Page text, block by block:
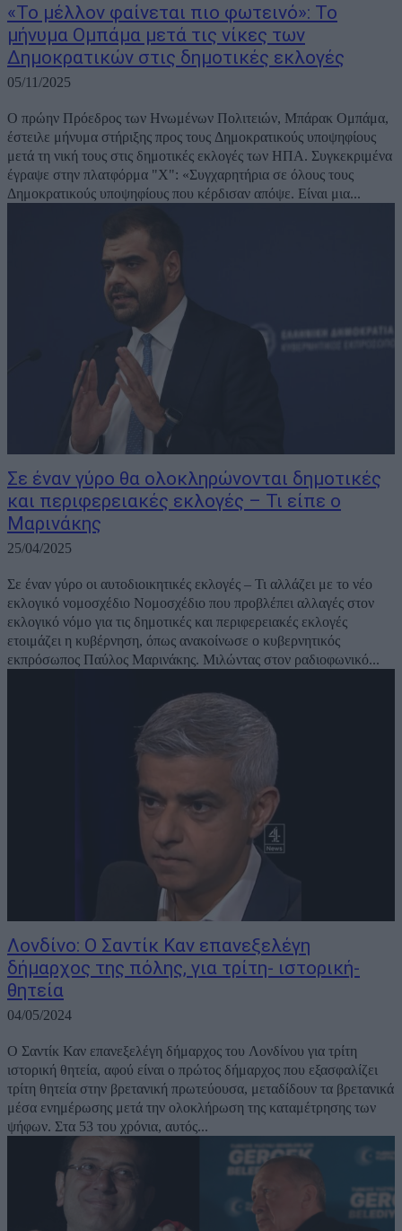
«Το μέλλον φαίνεται πιο φωτεινό»: Το
μήνυμα Ομπάμα μετά τις νίκες των
Δημοκρατικών στις δημοτικές εκλογές
05/11/2025
Ο πρώην Πρόεδρος των Ηνωμένων Πολιτειών, Μπάρακ Ομπάμα,
έστειλε μήνυμα στήριξης προς τους Δημοκρατικούς υποψηφίους
μετά τη νική τους στις δημοτικές εκλογές των ΗΠΑ. Συγκεκριμένα
έγραψε στην πλατφόρμα "Χ": «Συγχαρητήρια σε όλους τους
Δημοκρατικούς υποψηφίους που κέρδισαν απόψε. Είναι μια...
Σε έναν γύρο θα ολοκληρώνονται δημοτικές
και περιφερειακές εκλογές – Τι είπε ο
Μαρινάκης
25/04/2025
Σε έναν γύρο οι αυτοδιοικητικές εκλογές – Τι αλλάζει με το νέο
εκλογικό νομοσχέδιο Νομοσχέδιο που προβλέπει αλλαγές στον
εκλογικό νόμο για τις δημοτικές και περιφερειακές εκλογές
ετοιμάζει η κυβέρνηση, όπως ανακοίνωσε ο κυβερνητικός
εκπρόσωπος Παύλος Μαρινάκης. Μιλώντας στον ραδιοφωνικό...
Λονδίνο: Ο Σαντίκ Καν επανεξελέγη
δήμαρχος της πόλης, για τρίτη- ιστορική-
θητεία
04/05/2024
Ο Σαντίκ Καν επανεξελέγη δήμαρχος του Λονδίνου για τρίτη
ιστορική θητεία, αφού είναι ο πρώτος δήμαρχος που εξασφαλίζει
τρίτη θητεία στην βρετανική πρωτεύουσα, μεταδίδουν τα βρετανικά
μέσα ενημέρωσης μετά την ολοκλήρωση της καταμέτρησης των
ψήφων. Στα 53 του χρόνια, αυτός...